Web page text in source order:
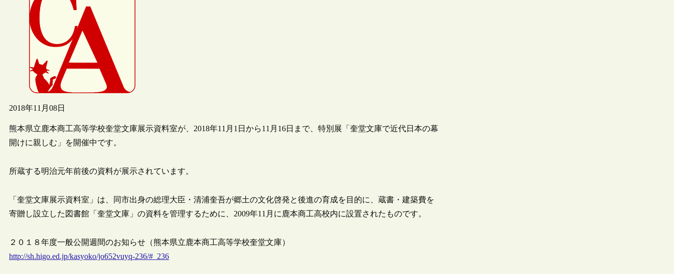
2018年11月08日
熊本県立鹿本商工高等学校奎堂文庫展示資料室が、2018年11月1日から11月16日まで、特別展「奎堂文庫で近代日本の幕
開けに親しむ」を開催中です。
所蔵する明治元年前後の資料が展示されています。
「奎堂文庫展示資料室」は、同市出身の総理大臣・清浦奎吾が郷土の文化啓発と後進の育成を目的に、蔵書・建築費を
寄贈し設立した図書館「奎堂文庫」の資料を管理するために、2009年11月に鹿本商工高校内に設置されたものです。
２０１８年度一般公開週間のお知らせ（熊本県立鹿本商工高等学校奎堂文庫）
http://sh.higo.ed.jp/kasyoko/jo652vuyq-236/#_236